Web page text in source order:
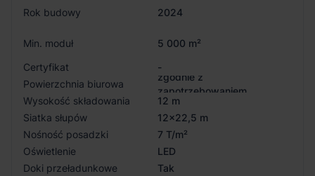
Rok budowy 2024
Min. moduł
5 000 m²
Certyfikat
-
Powierzchnia biurowa
zgodnie z
zapotrzebowaniem
Wysokość składowania
12 m
Siatka słupów
12x22,5 m
Nośność posadzki
7 T/m²
Oświetlenie
LED
Doki przeładunkowe
Tak